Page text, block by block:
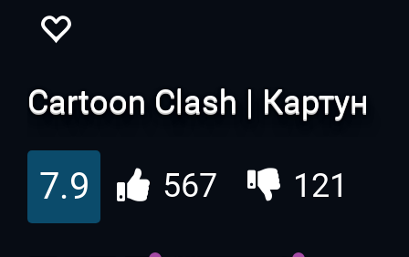
Cartoon Clash | Картун
Клэш
7.9 567 121